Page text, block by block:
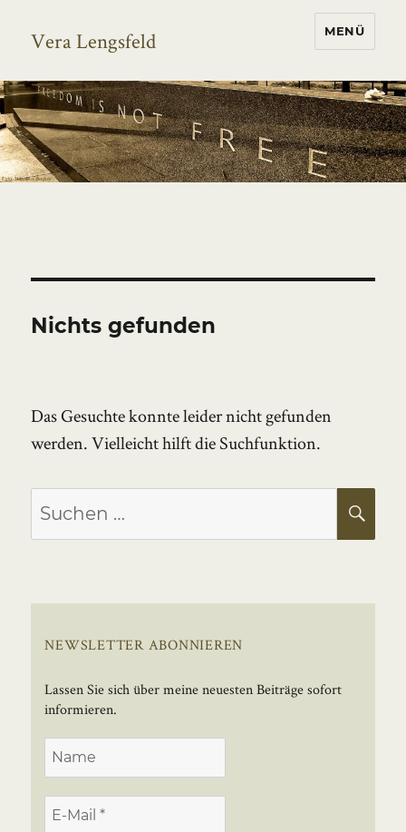
Vera Lengsfeld MENÜ
Nichts gefunden
Das Gesuchte konnte leider nicht gefunden
werden. Vielleicht hilft die Suchfunktion.
Suchen
nach:
NEWSLETTER ABONNIEREN
Lassen Sie sich über meine neuesten Beiträge sofort
informieren.